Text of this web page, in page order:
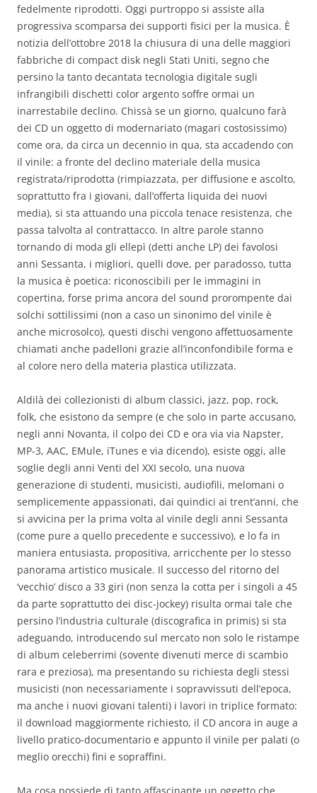
fedelmente riprodotti. Oggi purtroppo si assiste alla
progressiva scomparsa dei supporti fisici per la musica. È
notizia dell’ottobre 2018 la chiusura di una delle maggiori
fabbriche di compact disk negli Stati Uniti, segno che
persino la tanto decantata tecnologia digitale sugli
infrangibili dischetti color argento soffre ormai un
inarrestabile declino. Chissà se un giorno, qualcuno farà
dei CD un oggetto di modernariato (magari costosissimo)
come ora, da circa un decennio in qua, sta accadendo con
il vinile: a fronte del declino materiale della musica
registrata/riprodotta (rimpiazzata, per diffusione e ascolto,
soprattutto fra i giovani, dall’offerta liquida dei nuovi
media), si sta attuando una piccola tenace resistenza, che
passa talvolta al contrattacco. In altre parole stanno
tornando di moda gli ellepì (detti anche LP) dei favolosi
anni Sessanta, i migliori, quelli dove, per paradosso, tutta
la musica è poetica: riconoscibili per le immagini in
copertina, forse prima ancora del sound prorompente dai
solchi sottilissimi (non a caso un sinonimo del vinile è
anche microsolco), questi dischi vengono affettuosamente
chiamati anche padelloni grazie all’inconfondibile forma e
al colore nero della materia plastica utilizzata.
Aldilà dei collezionisti di album classici, jazz, pop, rock,
folk, che esistono da sempre (e che solo in parte accusano,
negli anni Novanta, il colpo dei CD e ora via via Napster,
MP-3, AAC, EMule, iTunes e via dicendo), esiste oggi, alle
soglie degli anni Venti del XXI secolo, una nuova
generazione di studenti, musicisti, audiofili, melomani o
semplicemente appassionati, dai quindici ai trent’anni, che
si avvicina per la prima volta al vinile degli anni Sessanta
(come pure a quello precedente e successivo), e lo fa in
maniera entusiasta, propositiva, arricchente per lo stesso
panorama artistico musicale. Il successo del ritorno del
‘vecchio’ disco a 33 giri (non senza la cotta per i singoli a 45
da parte soprattutto dei disc-jockey) risulta ormai tale che
persino l’industria culturale (discografica in primis) si sta
adeguando, introducendo sul mercato non solo le ristampe
di album celeberrimi (sovente divenuti merce di scambio
rara e preziosa), ma presentando su richiesta degli stessi
musicisti (non necessariamente i sopravvissuti dell’epoca,
ma anche i nuovi giovani talenti) i lavori in triplice formato:
il download maggiormente richiesto, il CD ancora in auge a
livello pratico-documentario e appunto il vinile per palati (o
meglio orecchi) fini e sopraffini.